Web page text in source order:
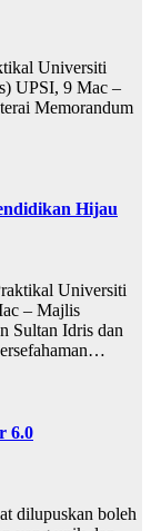
Universiti
UPSI, 9 Mac –
Memorandum
Hijau
Universiti
– Majlis
Sultan Idris dan
6.0
dilupuskan boleh